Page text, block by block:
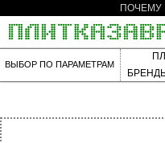
ПОЧЕМУ
ВЫБОР ПО ПАРАМЕТРАМ